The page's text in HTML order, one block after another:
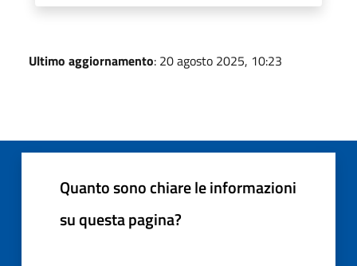
Ultimo aggiornamento: 20 agosto 2025, 10:23
Quanto sono chiare le informazioni
su questa pagina?